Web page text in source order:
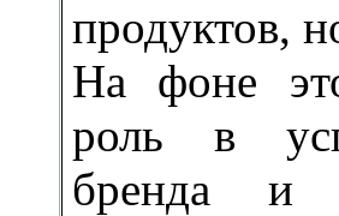
продуктов,
На фоне
роль в
бренда и